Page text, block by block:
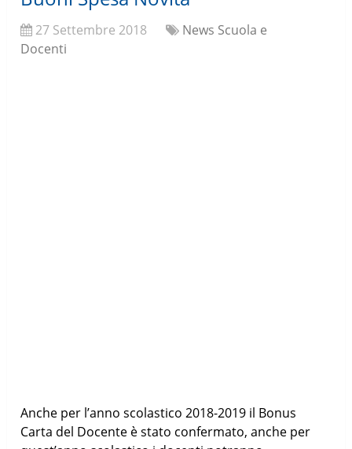
27 Settembre 2018
News Scuola e
Docenti
Anche per l’anno scolastico 2018-2019 il Bonus
Carta del Docente è stato confermato, anche per